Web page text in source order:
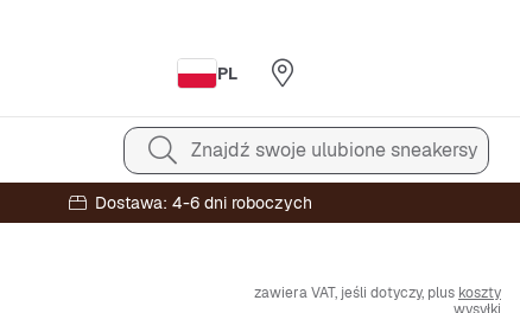
PL
Znajdź swoje ulubione sneakersy
Dostawa: 4-6 dni roboczych
zawiera VAT, jeśli dotyczy, plus koszty